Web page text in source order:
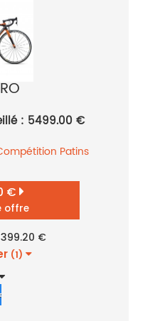
: 5499.00 €
Patins
€
offre
€
(1)